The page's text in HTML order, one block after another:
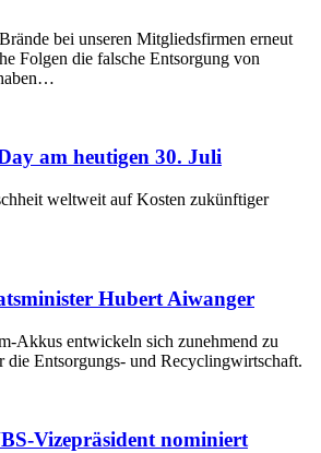
bei unseren Mitgliedsfirmen erneut
Folgen die falsche Entsorgung von
am heutigen 30. Juli
weltweit auf Kosten zukünftiger
Hubert Aiwanger
Akkus entwickeln sich zunehmend zu
die Entsorgungs- und Recyclingwirtschaft.
Vizepräsident nominiert